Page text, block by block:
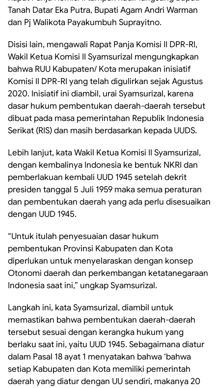
Tanah Datar Eka Putra, Bupati Agam Andri Warman
dan Pj Walikota Payakumbuh Suprayitno.
Disisi lain, mengawali Rapat Panja Komisi II DPR-RI,
Wakil Ketua Komisi II Syamsurizal mengungkapkan
bahwa RUU Kabupaten/ Kota merupakan inisiatif
Komisi II DPR-RI yang telah digulirkan sejak Agustus
2020. Inisiatif ini diambil, urai Syamsurizal, karena
dasar hukum pembentukan daerah-daerah tersebut
dibuat pada masa pemerintahan Republik Indonesia
Serikat (RIS) dan masih berdasarkan kepada UUDS.
Lebih lanjut, kata Wakil Ketua Komisi II Syamsurizal,
dengan kembalinya Indonesia ke bentuk NKRI dan
pemberlakuan kembali UUD 1945 setelah dekrit
presiden tanggal 5 Juli 1959 maka semua peraturan
dan pembentukan daerah yang ada perlu disesuaikan
dengan UUD 1945.
“Untuk itulah penyesuaian dasar hukum
pembentukan Provinsi Kabupaten dan Kota
diperlukan untuk menyelaraskan dengan konsep
Otonomi daerah dan perkembangan ketatanegaraan
Indonesia saat ini,” ungkap Syamsurizal.
Langkah ini, kata Syamsurizal, diambil untuk
memastikan bahwa pembentukan daerah-daerah
tersebut sesuai dengan kerangka hukum yang
berlaku saat ini, yaitu UUD 1945. Sebagaimana diatur
dalam Pasal 18 ayat 1 menyatakan bahwa ‘bahwa
setiap Kabupaten dan Kota memiliki pemerintah
daerah yang diatur dengan UU sendiri, makanya 20